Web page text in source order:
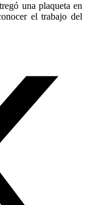
una plaqueta en
el trabajo del